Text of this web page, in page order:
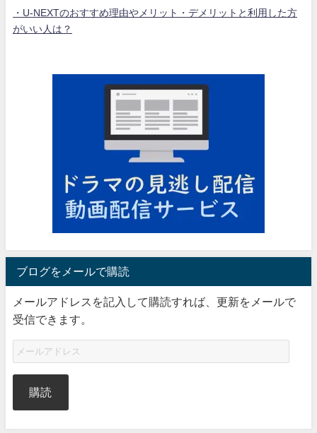
・U-NEXTのおすすめ理由やメリット・デメリットと利用した方
がいい人は？
ブログをメールで購読
メールアドレスを記入して購読すれば、更新をメールで
受信できます。
購読